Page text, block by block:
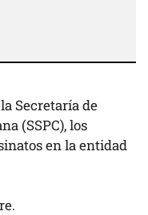
Secretaría de
(SSPC), los
en la entidad